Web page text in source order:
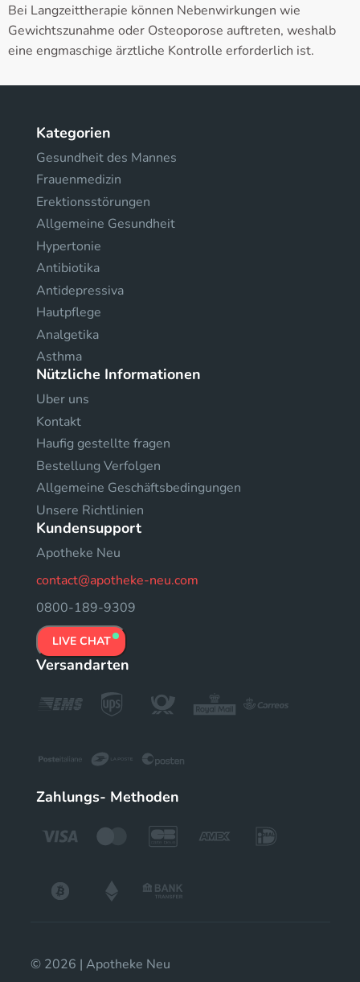
Bei Langzeittherapie können Nebenwirkungen wie
Gewichtszunahme oder Osteoporose auftreten, weshalb
eine engmaschige ärztliche Kontrolle erforderlich ist.
Kategorien
Gesundheit des Mannes
Frauenmedizin
Erektionsstörungen
Allgemeine Gesundheit
Hypertonie
Antibiotika
Antidepressiva
Hautpflege
Analgetika
Asthma
Nützliche Informationen
Uber uns
Kontakt
Haufig gestellte fragen
Bestellung Verfolgen
Allgemeine Geschäftsbedingungen
Unsere Richtlinien
Kundensupport
Apotheke Neu
contact@apotheke-neu.com
0800-189-9309
LIVE CHAT
Versandarten
Zahlungs- Methoden
© 2026 | Apotheke Neu